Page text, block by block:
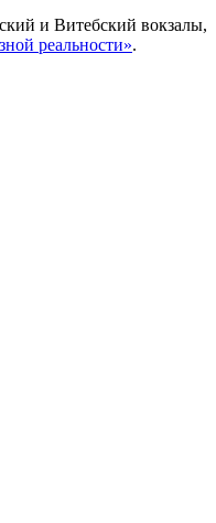
и Витебский вокзалы,
реальности».